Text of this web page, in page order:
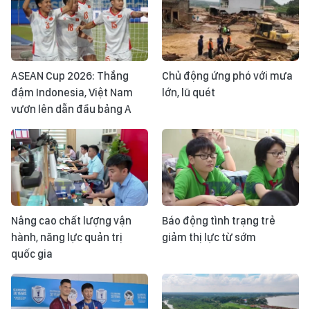
ASEAN Cup 2026: Thắng
đậm Indonesia, Việt Nam
vươn lên dẫn đầu bảng A
Chủ động ứng phó với mưa
lớn, lũ quét
Nâng cao chất lượng vận
hành, năng lực quản trị
quốc gia
Báo động tình trạng trẻ
giảm thị lực từ sớm